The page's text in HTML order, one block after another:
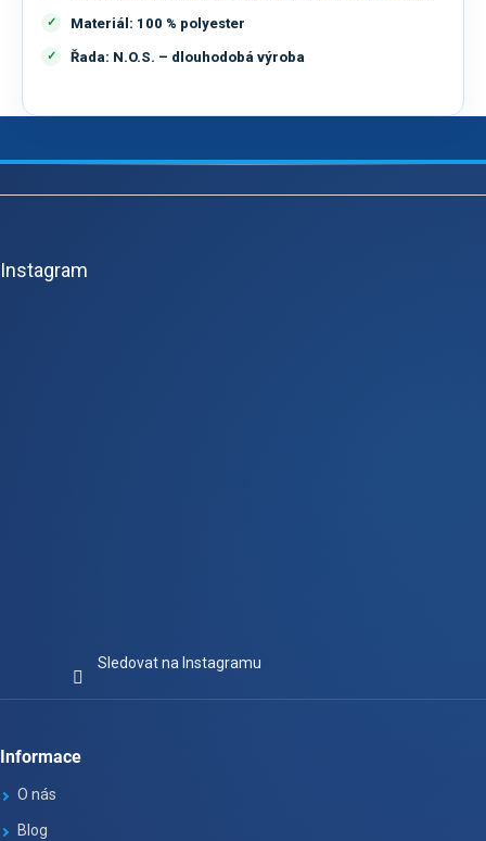
Materiál: 100 % polyester
Řada: N.O.S. – dlouhodobá výroba
Z
Instagram
Sledovat na Instagramu
Informace
O nás
Blog